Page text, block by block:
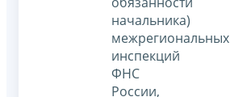
начальника)
межрегиональных
инспекций
ФНС
России,